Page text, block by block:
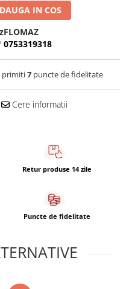
IN COS
0753319318
primiti7 puncte de fidelitate
Cere informatii
Retur produse 14 zile
Puncte de fidelitate